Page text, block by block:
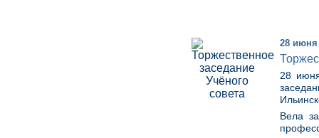
28 июня
28
Вела